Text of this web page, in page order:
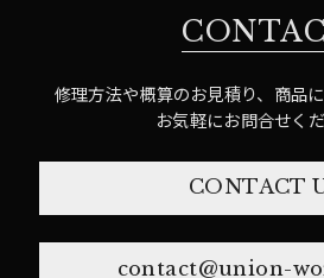
修理方法や概算のお見積り、商品
お気軽にお問合せくだ
CONTACT
contact@union-